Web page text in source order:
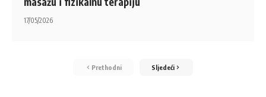
17/05/2026
Prethodni Sljedeći